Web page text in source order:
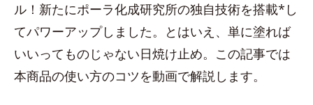
ル！新たにポーラ化成研究所の独自技術を搭載*し
てパワーアップしました。とはいえ、単に塗れば
いいってものじゃない日焼け止め。この記事では
本商品の使い方のコツを動画で解説します。